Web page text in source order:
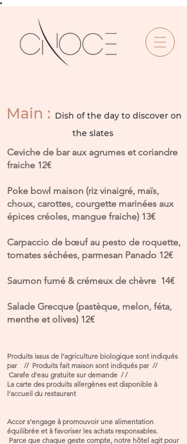
•
Main : Dish of the day to discover on
the slates
Ceviche de bar aux agrumes et coriandre
fraiche 12€
Poke bowl maison (riz vinaigré, maïs,
choux, carottes, courgette marinées aux
épices créoles, mangue fraiche) 13€
Carpaccio de bœuf au pesto de roquette,
tomates séchées, parmesan Panado 12€
Saumon fumé & crémeux de chèvre 14€
Salade Grecque (pastèque, melon, féta,
menthe et olives) 12€
​Produits issus de l’agriculture biologique sont indiqués
par // Produits fait maison sont indiqués par //
Carafe d’eau gratuite sur demande / /
La carte des produits allergènes est disponible à
l’accueil du restaurant
Accor s’engage à promouvoir une alimentation
équilibrée et à favoriser les achats responsables.
Parce que chaque geste compte, notre hôtel agit pour